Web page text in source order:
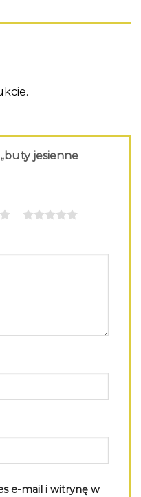
jesienne
e-mail i witrynę w